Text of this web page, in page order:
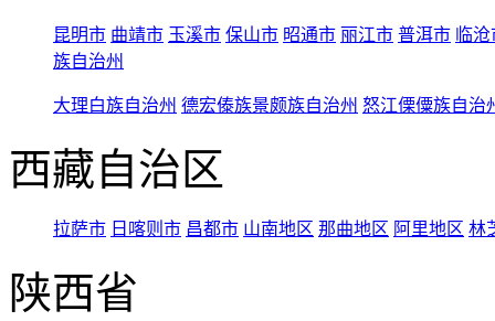
昆明市 曲靖市 玉溪市 保山市 昭通市 丽江市 普洱市 临
族自治州
大理白族自治州 德宏傣族景颇族自治州 怒江傈僳族自治
西藏自治区
拉萨市 日喀则市 昌都市 山南地区 那曲地区 阿里地区 林
陕西省